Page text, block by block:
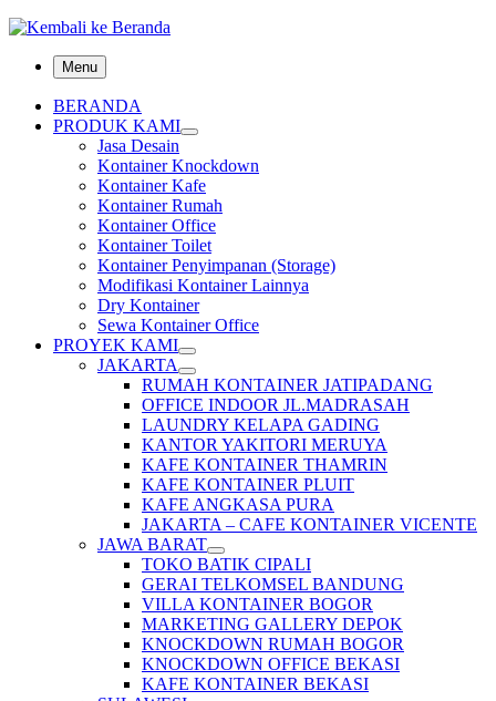
Menu
BERANDA
PRODUK KAMI
Jasa Desain
Kontainer Knockdown
Kontainer Kafe
Kontainer Rumah
Kontainer Office
Kontainer Toilet
Kontainer Penyimpanan (Storage)
Modifikasi Kontainer Lainnya
Dry Kontainer
Sewa Kontainer Office
PROYEK KAMI
JAKARTA
RUMAH KONTAINER JATIPADANG
OFFICE INDOOR JL.MADRASAH
LAUNDRY KELAPA GADING
KANTOR YAKITORI MERUYA
KAFE KONTAINER THAMRIN
KAFE KONTAINER PLUIT
KAFE ANGKASA PURA
JAKARTA – CAFE KONTAINER VICENTE
JAWA BARAT
TOKO BATIK CIPALI
GERAI TELKOMSEL BANDUNG
VILLA KONTAINER BOGOR
MARKETING GALLERY DEPOK
KNOCKDOWN RUMAH BOGOR
KNOCKDOWN OFFICE BEKASI
KAFE KONTAINER BEKASI